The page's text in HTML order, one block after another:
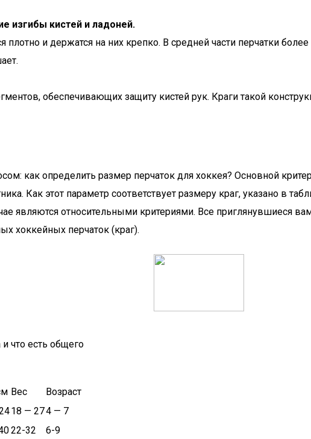
изгибы кистей и ладоней.
плотно и держатся на них крепко. В средней части перчатки
обеспечивающих защиту кистей рук. Краги такой
как определить размер перчаток для хоккея? Основной
Как этот параметр соответствует размеру краг, указано в
являются относительными критериями. Все приглянувшиеся
хоккейных перчаток (краг).
и что есть общего
Вес
Возраст
18 — 274 — 7
22-32
6-9